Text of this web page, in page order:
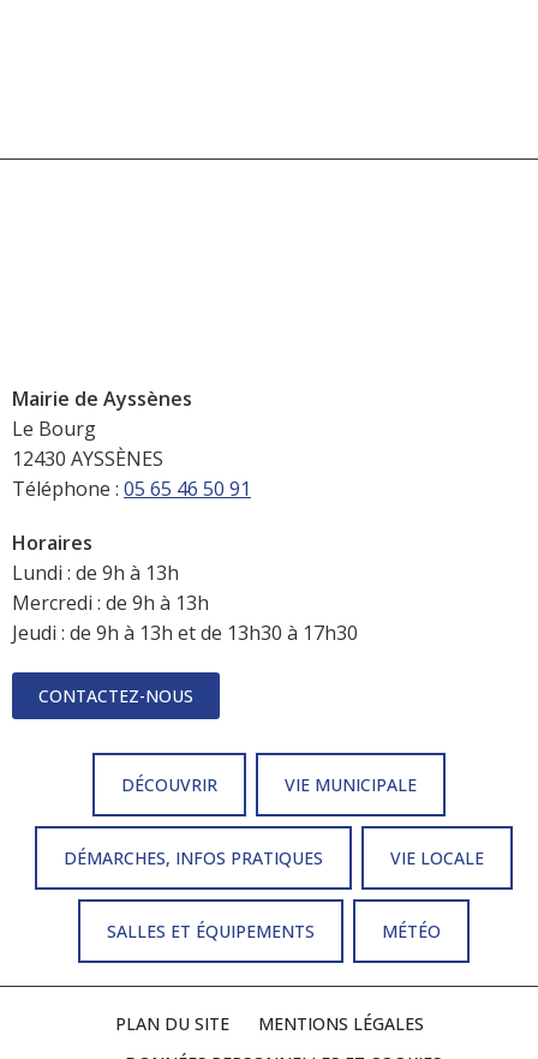
Mairie de Ayssènes
Le Bourg
12430 AYSSÈNES
Téléphone : 05 65 46 50 91
Horaires
Lundi : de 9h à 13h
Mercredi : de 9h à 13h
Jeudi : de 9h à 13h et de 13h30 à 17h30
CONTACTEZ-NOUS
DÉCOUVRIR VIE MUNICIPALE
DÉMARCHES, INFOS PRATIQUES VIE LOCALE
SALLES ET ÉQUIPEMENTS MÉTÉO
PLAN DU SITE
MENTIONS LÉGALES